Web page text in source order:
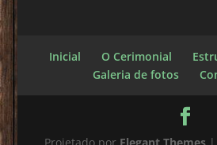
Inicial O Cerimonial
Galeria de fotos